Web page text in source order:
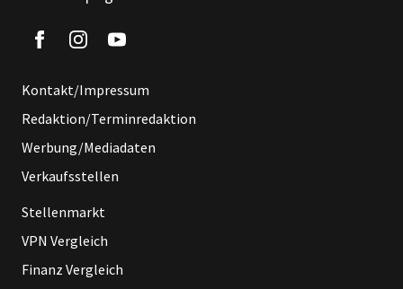
Kontakt/Impressum
Redaktion/Terminredaktion
Werbung/Mediadaten
Verkaufsstellen
Stellenmarkt
VPN Vergleich
Finanz Vergleich